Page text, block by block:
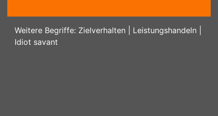
Weitere Begriffe: Zielverhalten Leistungshandeln
Idiot savant